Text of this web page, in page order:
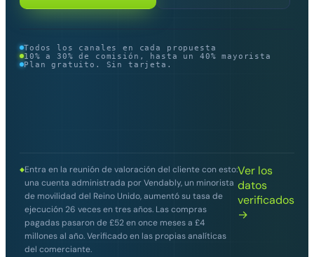
Todos los canales en cada propuesta
10% a 30% de comisión, hasta un 40% mayorista
Plan gratuito. Sin tarjeta.
◆Entra en la reunión de valoración del cliente con esto:
una cuenta administrada por Vendably, un minorista
de movilidad del Reino Unido, aumentó su tasa de
ejecución 26 veces en tres años. Las compras
pagadas pasaron de £52 en once meses a £4
millones al año. Verificado en las propias analíticas
del comerciante.
Ver los
datos
verificados
→